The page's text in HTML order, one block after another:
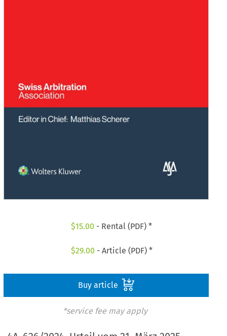
$15.00 - Rental (PDF) *
$29.00 - Article (PDF) *
Buy article
*service fee may apply